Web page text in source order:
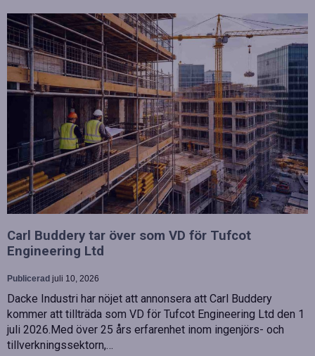
Carl Buddery tar över som VD för Tufcot
Engineering Ltd
Publicerad juli 10, 2026
Dacke Industri har nöjet att annonsera att Carl Buddery
kommer att tillträda som VD för Tufcot Engineering Ltd den 1
juli 2026.Med över 25 års erfarenhet inom ingenjörs- och
tillverkningssektorn,…